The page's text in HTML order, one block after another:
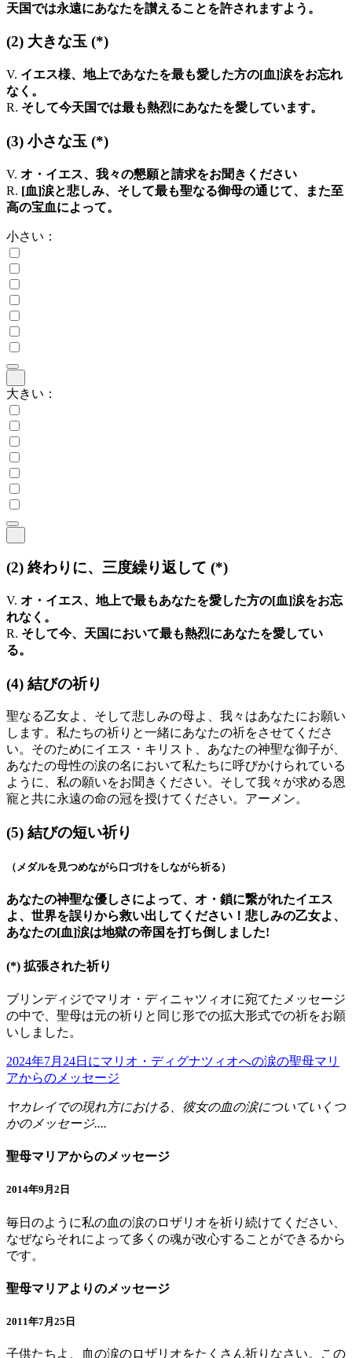
天国では永遠にあなたを讃えることを許されますよう。
(2) 大きな玉 (*)
V. イエス様、地上であなたを最も愛した方の[血]涙をお忘れ
なく。
R. そして今天国では最も熱烈にあなたを愛しています。
(3) 小さな玉 (*)
V. オ・イエス、我々の懇願と請求をお聞きください
R. [血]涙と悲しみ、そして最も聖なる御母の通じて、また至
高の宝血によって。
小さい：
大きい：
(2) 終わりに、三度繰り返して (*)
V. オ・イエス、地上で最もあなたを愛した方の[血]涙をお忘
れなく。
R. そして今、天国において最も熱烈にあなたを愛してい
る。
(4) 結びの祈り
聖なる乙女よ、そして悲しみの母よ、我々はあなたにお願い
します。私たちの祈りと一緒にあなたの祈をさせてくださ
い。そのためにイエス・キリスト、あなたの神聖な御子が、
あなたの母性の涙の名において私たちに呼びかけられている
ように、私の願いをお聞きください。そして我々が求める恩
寵と共に永遠の命の冠を授けてください。アーメン。
(5) 結びの短い祈り
（メダルを見つめながら口づけをしながら祈る）
あなたの神聖な優しさによって、オ・鎖に繋がれたイエス
よ、世界を誤りから救い出してください！悲しみの乙女よ、
あなたの[血]涙は地獄の帝国を打ち倒しました!
(*) 拡張された祈り
ブリンディジでマリオ・ディニャツィオに宛てたメッセージ
の中で、聖母は元の祈りと同じ形での拡大形式での祈をお願
いしました。
2024年7月24日にマリオ・ディグナツィオへの涙の聖母マリ
アからのメッセージ
ヤカレイでの現れ方における、彼女の血の涙についていくつ
かのメッセージ....
聖母マリアからのメッセージ
2014年9月2日
毎日のように私の血の涙のロザリオを祈り続けてください、
なぜならそれによって多くの魂が改心することができるから
です。
聖母マリアよりのメッセージ
2011年7月25日
子供たちよ、血の涙のロザリオをたくさん祈りなさい。この